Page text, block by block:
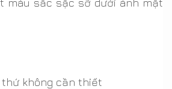
màu sắc sặc sỡ dưới ánh mặt
thứ không cần thiết